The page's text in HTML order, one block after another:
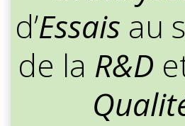
d’Essais au
de la R&D